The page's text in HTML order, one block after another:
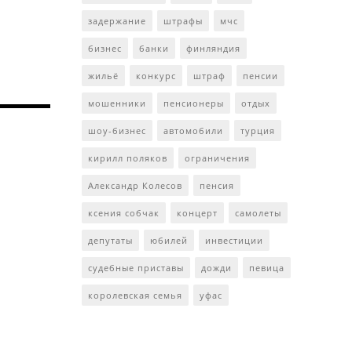
задержание штрафы мчс
бизнес банки финляндия
жильё конкурс штраф пенсии
мошенники пенсионеры отдых
шоу-бизнес автомобили турция
кирилл поляков ограничения
Александр Колесов пенсия
ксения собчак концерт самолеты
депутаты юбилей инвестиции
судебные приставы дожди певица
королевская семья уфас